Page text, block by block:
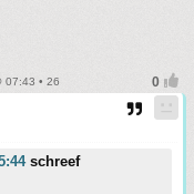
07:43 • 26
schreef